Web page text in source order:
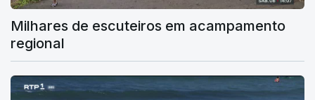
Milhares de escuteiros em acampamento
regional